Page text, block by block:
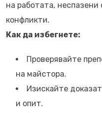
на работата, неспазени
конфликти.
Как да избегнете:
Проверявайте
на майстора.
Изискайте
и опит.